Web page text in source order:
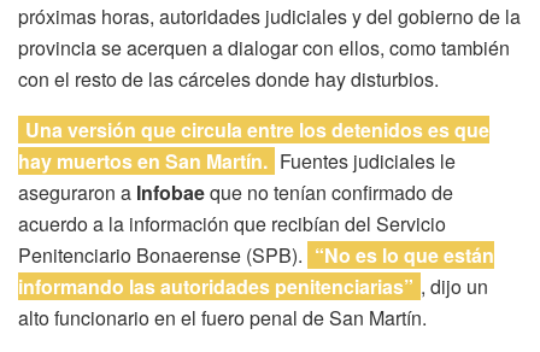
próximas horas, autoridades judiciales y del gobierno de la
provincia se acerquen a dialogar con ellos, como también
con el resto de las cárceles donde hay disturbios.
Una versión que circula entre los detenidos es que
hay muertos en San Martín. Fuentes judiciales le
aseguraron a Infobaeque no tenían confirmado de
acuerdo a la información que recibían del Servicio
Penitenciario Bonaerense (SPB). “No es lo que están
informando las autoridades penitenciarias” , dijo un
alto funcionario en el fuero penal de San Martín.